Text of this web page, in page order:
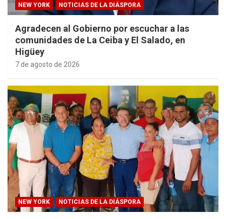
NEW YORK NOTICIAS DE LA DIÁSPORA
Agradecen al Gobierno por escuchar a las
comunidades de La Ceiba y El Salado, en
Higüey
7 de agosto de 2026
NEW YORK NOTICIAS DE LA DIÁSPORA